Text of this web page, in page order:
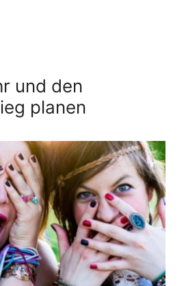
und den
planen